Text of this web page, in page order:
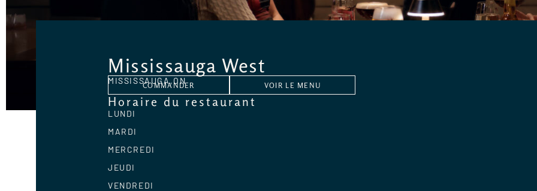
Mississauga West
MISSISSAUGA,ON
COMMANDER VOIR LE MENU
Horaire du restaurant
LUNDI
MARDI
MERCREDI
JEUDI
VENDREDI